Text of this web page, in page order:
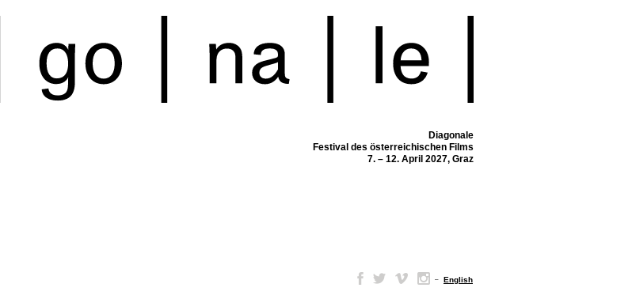
Diagonale
Festival des österreichischen Films
7. – 12. April 2027, Graz
– English